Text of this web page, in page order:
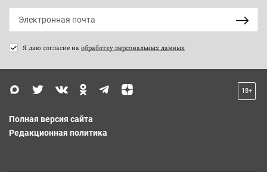
Я даю согласие на обработку персональных данных
18+
Полная версия сайта
Редакционная политика